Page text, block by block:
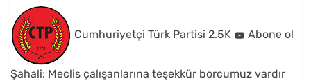
Cumhuriyetçi Türk Partisi 2.5K Abone ol
Şahali: Meclis çalışanlarına teşekkür borcumuz vardır